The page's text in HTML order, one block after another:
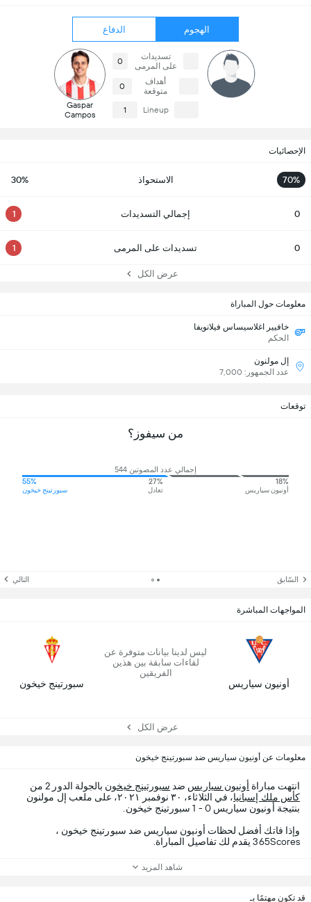
الهجوم الدفاع
تسديدات
على المرمى
0
أهداف
متوقعة
0
Lineup
1
Gaspar
Campos
الإحصائيات
70% الاستحواذ 30%
0 إجمالي التسديدات 1
0 تسديدات على المرمى 1
عرض الكل
معلومات حول المباراة
خافيير اغلاسيساس فيلانويفا
الحكم
إل مولنون
عدد الجمهور: 7,000
توقعات
من سيفوز؟
إجمالي عدد المصوتين 544
18%
أونيون سياريس
27%
تعادل
55%
سبورتينج خيخون
السّابق التالي
المواجهات المباشرة
أونيون سياريس
ليس لدينا بيانات متوفرة عن
لقاءات سابقة بين هذين
الفريقين
سبورتينج خيخون
عرض الكل
معلومات عن أونيون سياريس ضد سبورتينج خيخون
انتهت مباراة أونيون سياريس ضد سبورتينج خيخون بالجولة الدور 2 من
كأس ملك إسبانيا
، في الثلاثاء، ٣٠ نوفمبر ٢٠٢١، على ملعب إل مولنون
بنتيجة أونيون سياريس 0 - 1 سبورتينج خيخون.
وإذا فاتك أفضل لحظات أونيون سياريس ضد سبورتينج خيخون ،
365Scores يقدم لك تفاصيل المباراة.
شاهد المزيد
قد تكون مهتمًا بـ